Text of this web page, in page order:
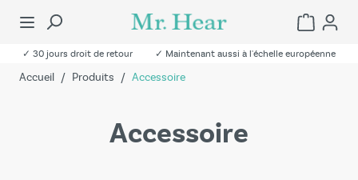
✓ 30 jours droit de retour ✓ Maintenant aussi à l'échelle européenne
Accueil / Produits / Accessoire
Accessoire